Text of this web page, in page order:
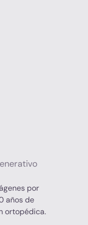
por
años de
ortopédica.